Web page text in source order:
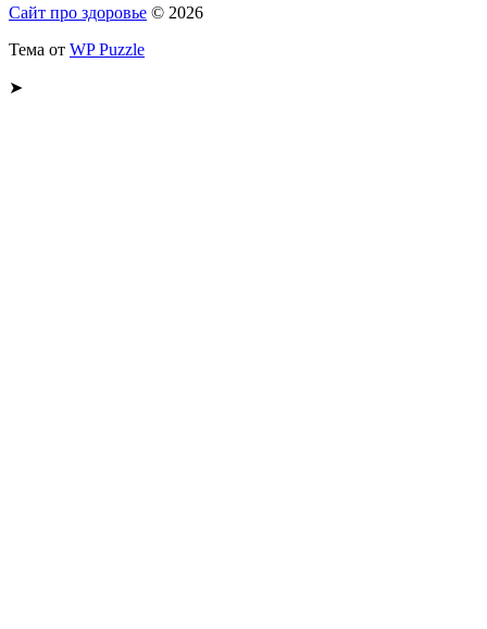
Сайт про здоровье © 2026
Тема от WP Puzzle
➤